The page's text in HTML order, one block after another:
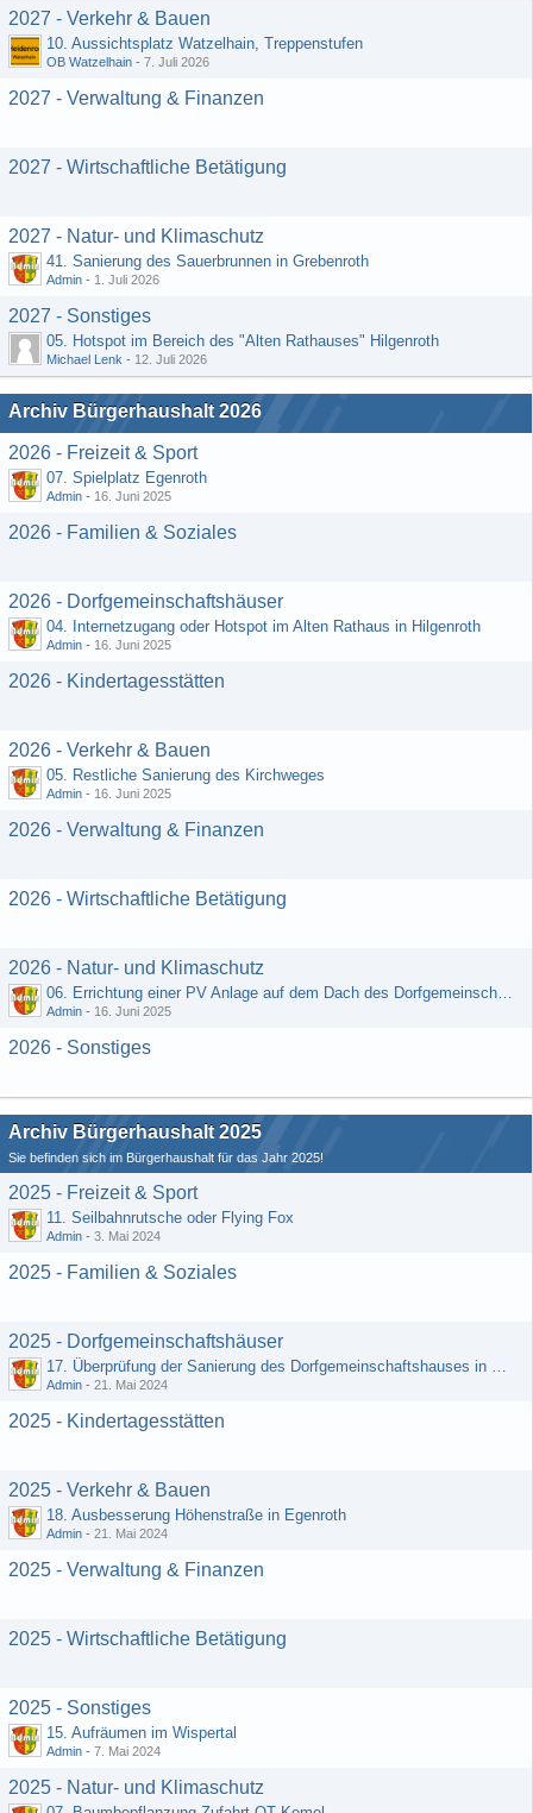
2027 - Verkehr & Bauen
10. Aussichtsplatz Watzelhain, Treppenstufen
OB Watzelhain - 7. Juli 2026
2027 - Verwaltung & Finanzen
2027 - Wirtschaftliche Betätigung
2027 - Natur- und Klimaschutz
41. Sanierung des Sauerbrunnen in Grebenroth
Admin - 1. Juli 2026
2027 - Sonstiges
05. Hotspot im Bereich des "Alten Rathauses" Hilgenroth
Michael Lenk - 12. Juli 2026
Archiv Bürgerhaushalt 2026
2026 - Freizeit & Sport
07. Spielplatz Egenroth
Admin - 16. Juni 2025
2026 - Familien & Soziales
2026 - Dorfgemeinschaftshäuser
04. Internetzugang oder Hotspot im Alten Rathaus in Hilgenroth
Admin - 16. Juni 2025
2026 - Kindertagesstätten
2026 - Verkehr & Bauen
05. Restliche Sanierung des Kirchweges
Admin - 16. Juni 2025
2026 - Verwaltung & Finanzen
2026 - Wirtschaftliche Betätigung
2026 - Natur- und Klimaschutz
06. Errichtung einer PV Anlage auf dem Dach des Dorfgemeinschaftshauses
Admin - 16. Juni 2025
2026 - Sonstiges
Archiv Bürgerhaushalt 2025
Sie befinden sich im Bürgerhaushalt für das Jahr 2025!
2025 - Freizeit & Sport
11. Seilbahnrutsche oder Flying Fox
Admin - 3. Mai 2024
2025 - Familien & Soziales
2025 - Dorfgemeinschaftshäuser
17. Überprüfung der Sanierung des Dorfgemeinschaftshauses in Egenroth
Admin - 21. Mai 2024
2025 - Kindertagesstätten
2025 - Verkehr & Bauen
18. Ausbesserung Höhenstraße in Egenroth
Admin - 21. Mai 2024
2025 - Verwaltung & Finanzen
2025 - Wirtschaftliche Betätigung
2025 - Sonstiges
15. Aufräumen im Wispertal
Admin - 7. Mai 2024
2025 - Natur- und Klimaschutz